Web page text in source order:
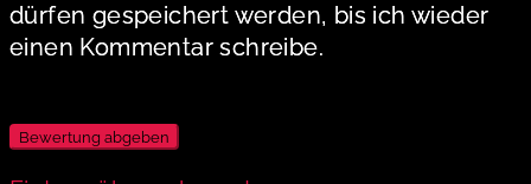
dürfen gespeichert werden, bis ich wieder
einen Kommentar schreibe.